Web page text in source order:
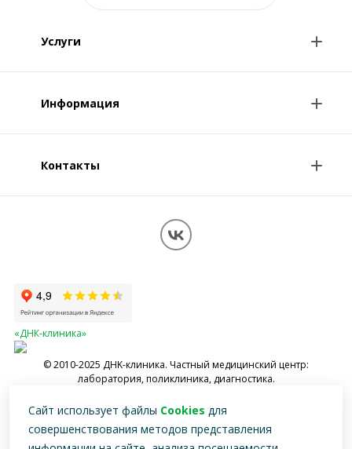
Услуги
Консультации врачей
Информация
О клинике
Обработка персональных данных
Контакты
«ДНК-клиника»
© 2010-2025 ДНK-клиника. Частный медицинский центр:
лаборатория, поликлиника, диагностика.
специалистом
Сайт использует файлы Cookies для
совершенствования методов представления